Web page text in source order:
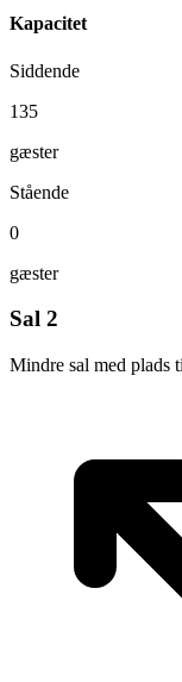
Kapacitet
Siddende
135
gæster
Stående
0
gæster
Sal 2
Mindre sal med plads